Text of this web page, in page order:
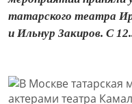
татарского театра
и Ильнур Закиров. С